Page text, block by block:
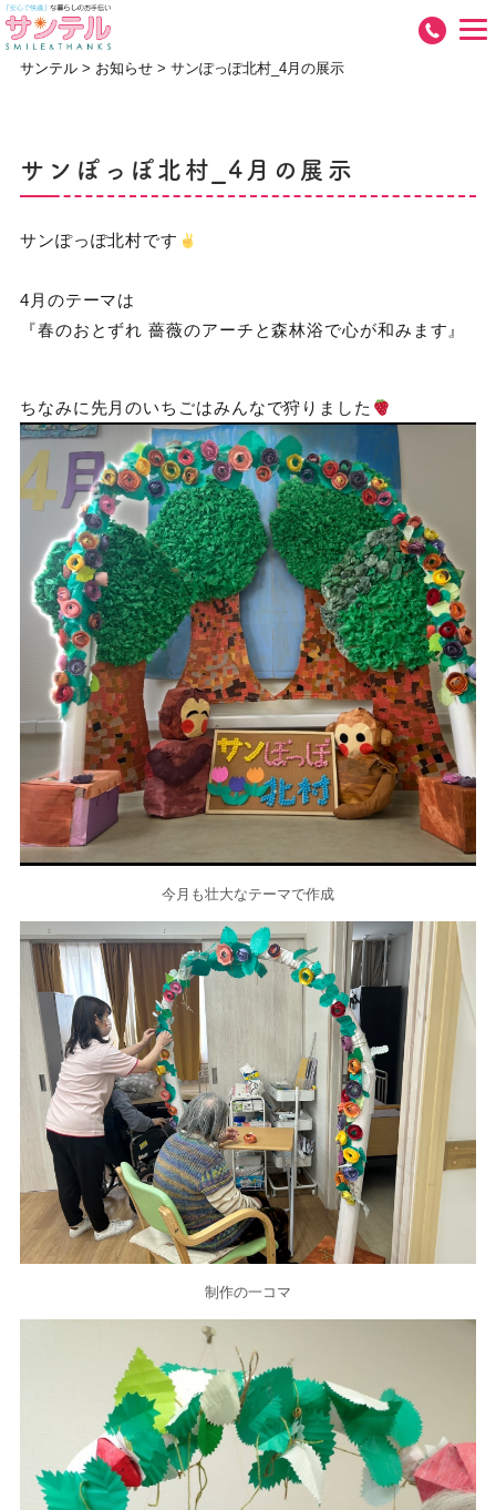
サンテル> お知らせ> サンぽっぽ北村_4月の展示
サンぽっぽ北村_4月の展示
サンぽっぽ北村です
4月のテーマは
『春のおとずれ 薔薇のアーチと森林浴で心が和みます』
ちなみに先月のいちごはみんなで狩りました
今月も壮大なテーマで作成
制作の一コマ